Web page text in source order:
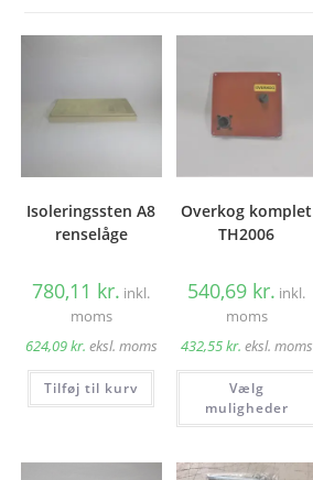
Isoleringssten A8
renselåge
780,11 kr. inkl.
moms
624,09kr. eksl. moms
Tilføj til kurv
Overkog komplet
TH2006
540,69 kr. inkl.
moms
432,55kr. eksl. moms
Vælg
muligheder